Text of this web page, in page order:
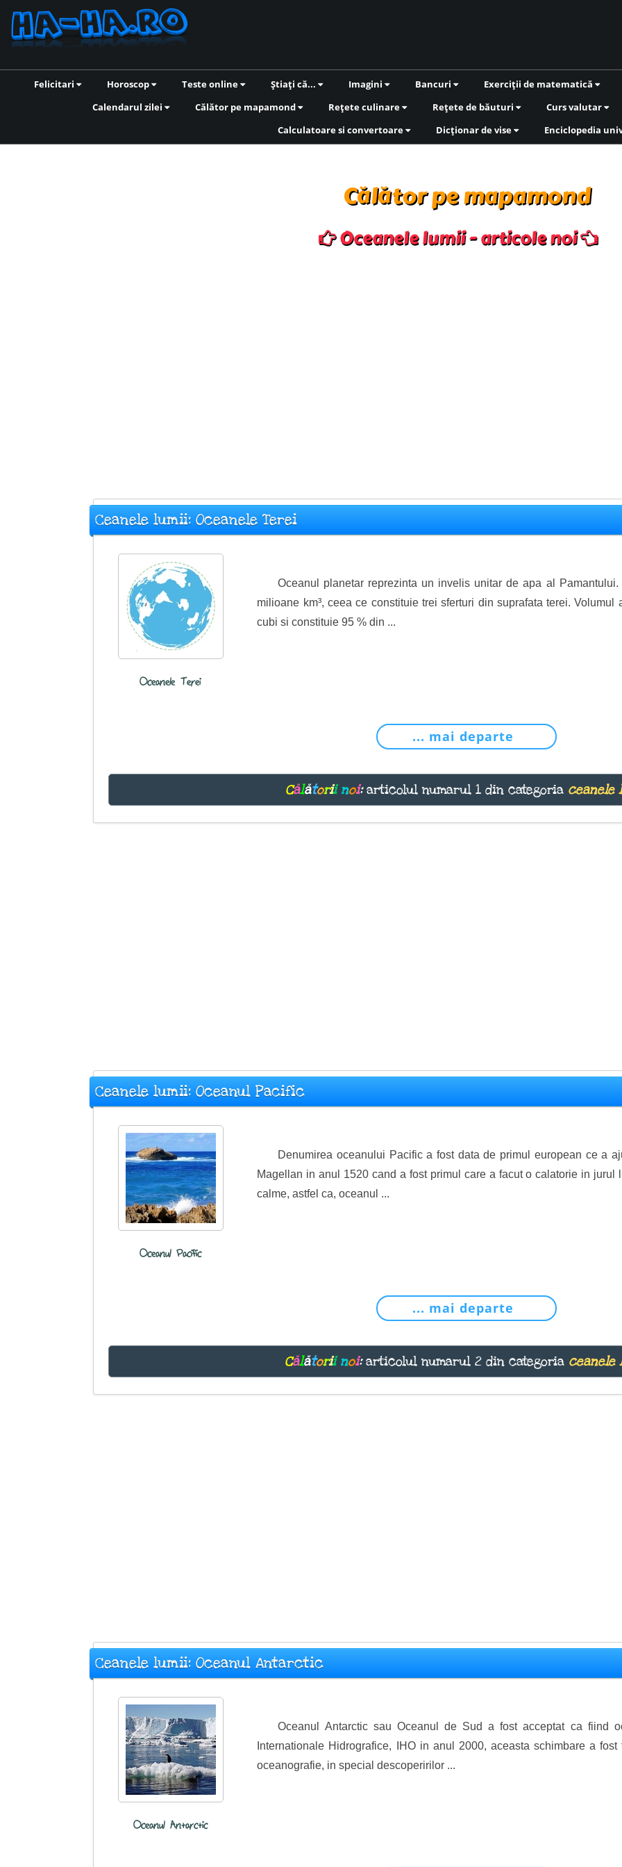
Felicitari Horoscop Teste online Știați că... Imagini Bancuri Exerciții de matematică
Calendarul zilei
Călător pe mapamond Rețete culinare Rețete de băuturi Curs valutar
Calculatoare si convertoare
Dicționar de vise Enciclopedia
Călător pe mapamond
Oceanele lumii - articole noi
Ceanele lumii: Oceanele Terei
Oceanele Terei
Oceanul planetar reprezinta un invelis unitar de apa al
milioane km³, ceea ce constituie trei sferturi din suprafata terei.
cubi si constituie 95 % din ...
... mai departe
Călătorii noi:articolul numarul 1 din categoria ceanele
Ceanele lumii: Oceanul Pacific
Oceanul Pacific
Denumirea oceanului Pacific a fost data de primul european ce a
Magellan in anul 1520 cand a fost primul care a facut o calatorie in jurul
calme, astfel ca, oceanul ...
... mai departe
Călătorii noi:articolul numarul 2 din categoria ceanele
Ceanele lumii: Oceanul Antarctic
Oceanul Antarctic
Oceanul Antarctic sau Oceanul de Sud a fost acceptat ca fiind
Internationale Hidrografice, IHO in anul 2000, aceasta schimbare a
oceanografie, in special descoperirilor ...